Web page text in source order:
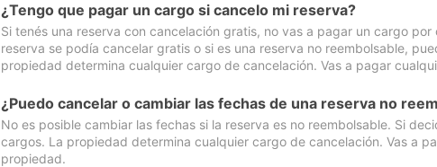
¿Tengo que pagar un cargo si cancelo mi reserva?
Si tenés una reserva con cancelación gratis, no vas a pagar un cargo
reserva se podía cancelar gratis o si es una reserva no reembolsable,
propiedad determina cualquier cargo de cancelación. Vas a pagar
¿Puedo cancelar o cambiar las fechas de una reserva no
No es posible cambiar las fechas si la reserva es no reembolsable. Si
cargos. La propiedad determina cualquier cargo de cancelación. Vas a
propiedad.